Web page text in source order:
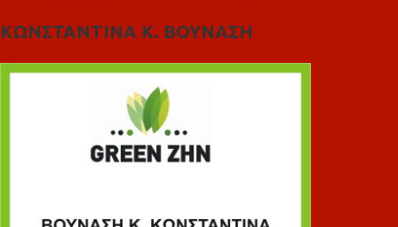
ΚΩΝΣΤΑΝΤΙΝΑ Κ. ΒΟΥΝΑΣΗ